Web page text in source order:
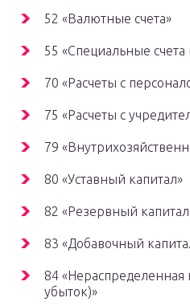
52 «Валютные счета»
55 «Специальные счета
70 «Расчеты с
75 «Расчеты с
79
80 «Уставный капитал»
82 «Резервный
83 «Добавочный
84
убыток)»